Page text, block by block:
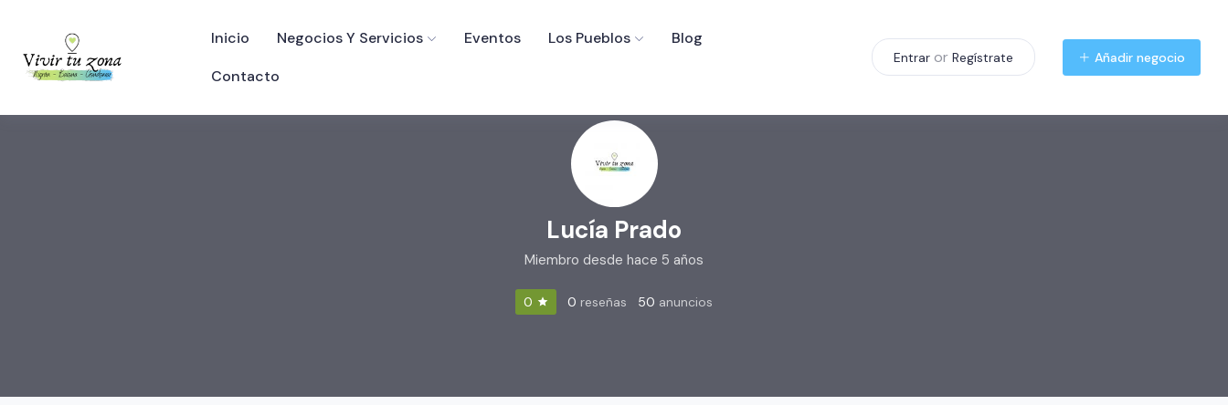
Inicio Negocios Y Servicios Eventos Los Pueblos
Blog
Contacto
Entrar or Regístrate Añadir negocio
Lucía Prado
Miembro desde hace 5 años
0 0 reseñas 50 anuncios